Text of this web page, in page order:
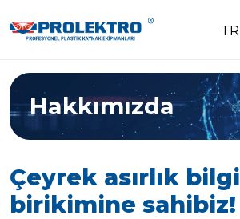
TR
Hakkımızda
Çeyrek asırlık bilgi
birikimine sahibiz!